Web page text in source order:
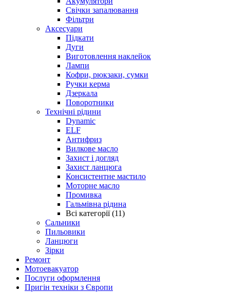
Свічки запалювання
Фільтри
Аксесуари
Підкати
Дуги
Виготовлення наклейок
Лампи
Кофри, рюкзаки, сумки
Ручки керма
Дзеркала
Поворотники
Технічні рідини
Dynamic
ELF
Антифриз
Вилкове масло
Захист і догляд
Захист ланцюга
Консистентне мастило
Моторне масло
Промивка
Гальмівна рідина
Всі категорії (11)
Сальники
Пильовики
Ланцюги
Зірки
Ремонт
Мотоевакуатор
Послуги оформлення
Пригін техніки з Європи